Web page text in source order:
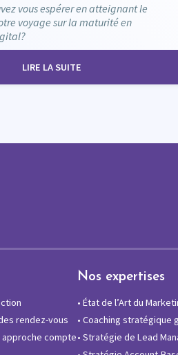
vous espérer en atteignant le
voyage sur la maturité en
LIRE LA SUITE
rendez-vous
approche compte
Nos expertises
• État de l’Art du
• Coaching stratégique
• Stratégie de Lead